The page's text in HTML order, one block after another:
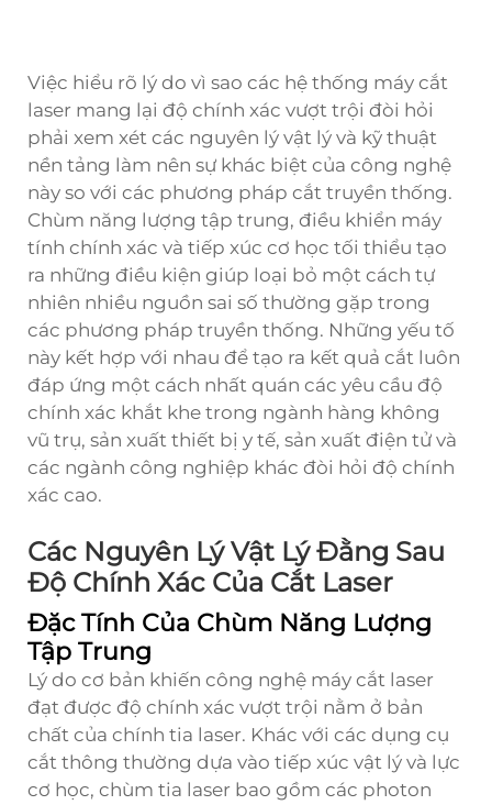
Việc hiểu rõ lý do vì sao các hệ thống máy cắt
laser mang lại độ chính xác vượt trội đòi hỏi
phải xem xét các nguyên lý vật lý và kỹ thuật
nền tảng làm nên sự khác biệt của công nghệ
này so với các phương pháp cắt truyền thống.
Chùm năng lượng tập trung, điều khiển máy
tính chính xác và tiếp xúc cơ học tối thiểu tạo
ra những điều kiện giúp loại bỏ một cách tự
nhiên nhiều nguồn sai số thường gặp trong
các phương pháp truyền thống. Những yếu tố
này kết hợp với nhau để tạo ra kết quả cắt luôn
đáp ứng một cách nhất quán các yêu cầu độ
chính xác khắt khe trong ngành hàng không
vũ trụ, sản xuất thiết bị y tế, sản xuất điện tử và
các ngành công nghiệp khác đòi hỏi độ chính
xác cao.
Các Nguyên Lý Vật Lý Đằng Sau
Độ Chính Xác Của Cắt Laser
Đặc Tính Của Chùm Năng Lượng
Tập Trung
Lý do cơ bản khiến công nghệ máy cắt laser
đạt được độ chính xác vượt trội nằm ở bản
chất của chính tia laser. Khác với các dụng cụ
cắt thông thường dựa vào tiếp xúc vật lý và lực
cơ học, chùm tia laser bao gồm các photon